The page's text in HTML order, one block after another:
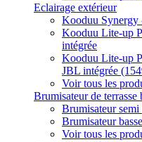
Eclairage extérieur
Kooduu Synergy
Kooduu Lite-up
intégrée
Kooduu Lite-up
JBL intégrée
Voir tous les
Brumisateur de terrasse
Brumisateur semi
Brumisateur
Voir tous les